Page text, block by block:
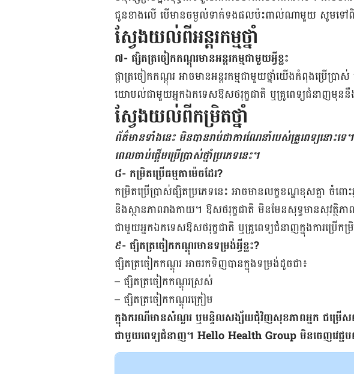
ជូន​ខាង​លើ ​បើមាន​ចម្ងល់​ទាក់ទង​​ផល​ប៉ះពាល់​ណា​មួយ សូម​ទៅ​ពិ
ស្វែងយល់ពីអន្តរកម្មថ្នាំ
៧- ផ្សិត​ត្រចៀក​កណ្តុរ​មាន​អន្តរ​កម្ម​ជាមួយ​អ្វី​ខ្លះ
ផ្កា​ត្រចៀក​កណ្ដុរ អាច​មាន​អន្តរកម្ម​ជាមួយ​ថ្នាំ​យើង​កំពុង​ប្រើប្
យោបល់​ជាមួយ​អ្នក​ឯកទេស​ឱសថ​រុក្ខជាតិ ឬ​គ្រូពេទ្យ​ជំនាញ​​មុន​នឹង​
ស្វែងយល់ពីកម្រិតថ្នាំ
ព័ត៌មាន​ទាំងនេះ មិន​បាន​រាប់​ជា​ការ​ណែ​នាំ​របស់​គ្រូ​ពេទ្យ​នោះ​ទ
ពេល​ចាប់​ផ្តើម​ប្រើ​ប្រាស់​ថ្នាំ​ប្រភេទ​នេះ។
៨- កម្រិត​ប្រើ​ធម្មតា​ម៉េច​ដែរ?
កម្រិត​ប្រើប្រាស់​ផ្សិត​ប្រភេទ​នេះ អាច​មាន​លក្ខខណ្ឌ​ខុស​គ្នា ចំព
និង​ស្ថានភាព​រាងកាយ​។ ឱសថ​រុក្ខជាតិ មិន​មែន​សុទ្ធ​មាន​សុវត្
ជាមួយ​អ្នក​ឯកទេស​ឱសថ​រុក្ខជាតិ ឬ​គ្រូពេទ្យ​ជំនាញ​ក្នុង​ការ​ប្រើ​ក
៩- ផ្សិត​ត្រចៀក​កណ្ដុរ​មាន​ទម្រង់​អ្វី​ខ្លះ?
ផ្សិត​ត្រចៀក​កណ្ដុរ អាច​រក​ទិញ​បាន​ក្នុង​ទម្រង់​ដូចជា៖
– ផ្សិត​ត្រចៀក​កណ្ដុរ​ស្រស់
– ផ្សិត​ត្រចៀក​កណ្ដុរ​ក្រៀម
ក្នុង​ករណី​មាន​សំណួរ​ ឬ​មន្ទិល​សង្ស័យ​ជុំវិញ​សុខភាព​អ្នក​ ជម្រើ
ជាមួយ​ពេទ្យ​ជំនាញ។ Hello Health Group មិន​ចេញ​វេជ្ជបញ្